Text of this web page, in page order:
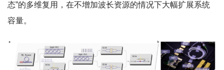
态”的多维复用，在不增加波长资源的情况下大幅扩展系统
容量。